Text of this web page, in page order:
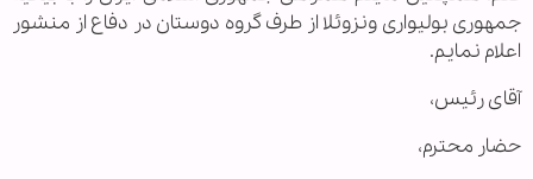
جمهوری بولیواری ونزوئلا از طرف گروه دوستان در دفاع از منشور
اعلام نمایم.
آقای رئیس،
حضار محترم،